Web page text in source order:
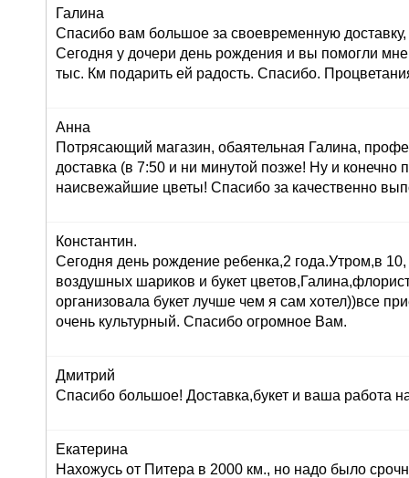
Галина
Спасибо вам большое за своевременную доставку,
Сегодня у дочери день рождения и вы помогли
тыс. Км подарить ей радость. Спасибо.
Анна
Потрясающий магазин, обаятельная Галина,
доставка (в 7:50 и ни минутой позже! Ну и конечно
наисвежайшие цветы! Спасибо за качественно
Константин.
Сегодня день рождение ребенка,2 года.Утром,в 10,
воздушных шариков и букет
организовала букет лучше чем я сам хотел))все
очень культурный. Спасибо огромное Вам.
Дмитрий
Спасибо большое! Доставка,букет и ваша работа
Екатерина
Нахожусь от Питера в 2000 км., но надо было